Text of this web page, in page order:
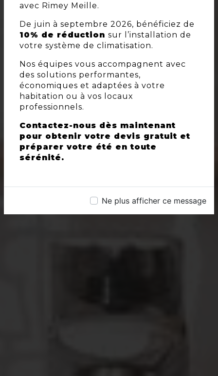
avec Rimey Meille.
De juin à septembre 2026, bénéficiez de
10% de réduction sur l’installation de
votre système de climatisation.
Nos équipes vous accompagnent avec
des solutions performantes,
économiques et adaptées à votre
habitation ou à vos locaux
professionnels.
Contactez-nous dès maintenant
pour obtenir votre devis gratuit et
préparer votre été en toute
sérénité.
Ne plus afficher ce message